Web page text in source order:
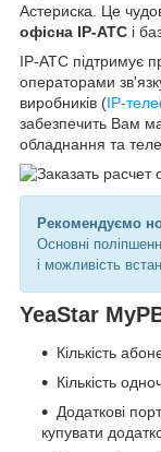
Астериска. Це
офісна IP-АТС і
IP-АТС підтримує
операторами
виробників (IP-
забезпечить Вам
обладнання та
Рекомендуємо
Основні
і можливість
YeaStar
Кількість
Кількість
Додаткові
купувати